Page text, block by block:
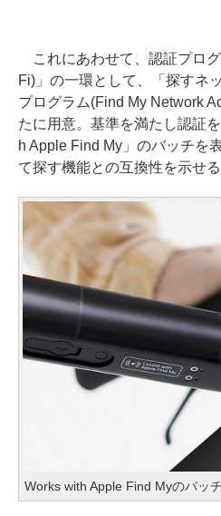
これにあわせて、認証プロ
Fi)」の一環として、「探すネ
プログラム(Find My Network
たに用意。基準を満たし認証
h Apple Find My」のバッチを
て探す機能との互換性を示せる
Works with Apple Find Myのバッチ